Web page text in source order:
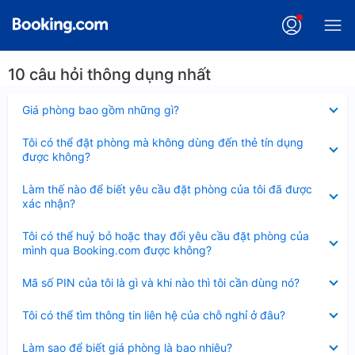
10 câu hỏi thông dụng nhất
Giá phòng bao gồm những gì?
thu
Tôi có thể đặt phòng mà không dùng đến thẻ tín dụng
được không?
thu
gọn
Làm thế nào để biết yêu cầu đặt phòng của tôi đã được
xác nhận?
thu
gọn
Tôi có thể huỷ bỏ hoặc thay đổi yêu cầu đặt phòng của
mình qua Booking.com được không?
thu
gọn
Mã số PIN của tôi là gì và khi nào thì tôi cần dùng nó?
thu
Tôi có thể tìm thông tin liên hệ của chỗ nghỉ ở đâu?
thu
Làm sao để biết giá phòng là bao nhiêu?
thu